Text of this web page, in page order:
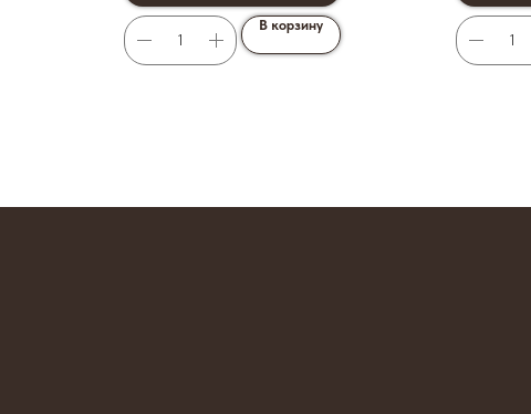
В корзину